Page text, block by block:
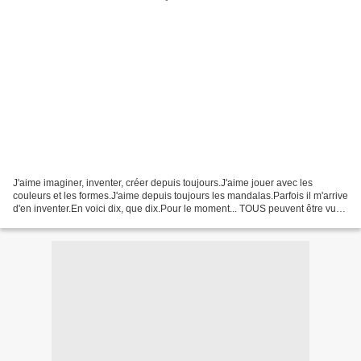
J'aime imaginer, inventer, créer depuis toujours.J'aime jouer avec les
couleurs et les formes.J'aime depuis toujours les mandalas.Parfois il m'arrive
d'en inventer.En voici dix, que dix.Pour le moment... TOUS peuvent être vus